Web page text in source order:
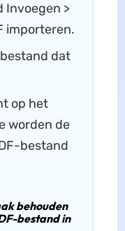
Invoegen >
importeren.
dat
op het
worden de
bestand
behouden
bestand in